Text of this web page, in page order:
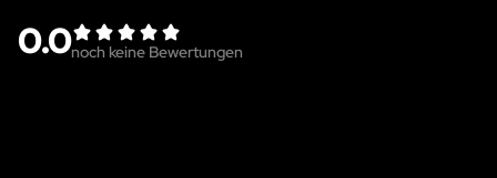
0.0noch keine Bewertungen